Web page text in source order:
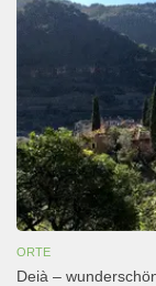
ORTE
Deià –